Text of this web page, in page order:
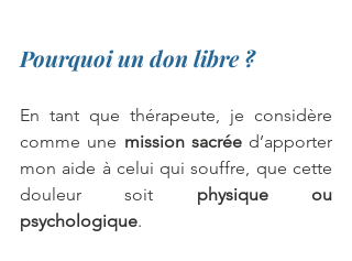
Pourquoi un don libre ?
En tant que thérapeute, je considère
comme une mission sacrée d’apporter
mon aide à celui qui souffre, que cette
douleur soit physique ou
psychologique.